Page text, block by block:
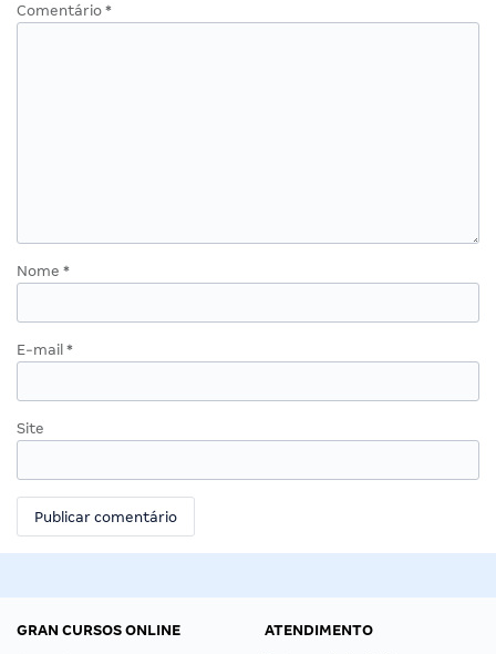
Comentário *
Nome *
E-mail *
Site
GRAN CURSOS ONLINE
ATENDIMENTO